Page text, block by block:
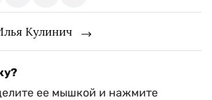
Кулинич
ее мышкой и нажмите